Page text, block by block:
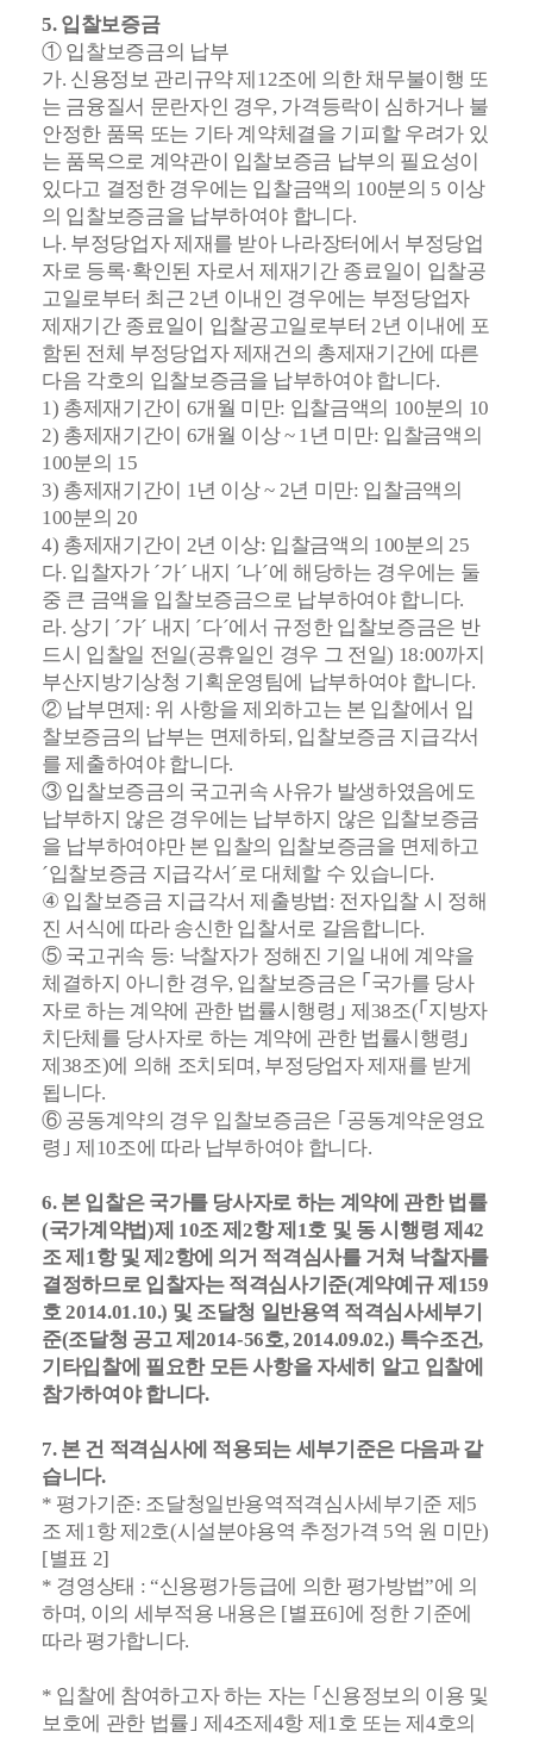
5. 입찰보증금
① 입찰보증금의 납부
가. 신용정보 관리규약 제12조에 의한 채무불이행 또
는 금융질서 문란자인 경우, 가격등락이 심하거나 불
안정한 품목 또는 기타 계약체결을 기피할 우려가 있
는 품목으로 계약관이 입찰보증금 납부의 필요성이
있다고 결정한 경우에는 입찰금액의 100분의 5 이상
의 입찰보증금을 납부하여야 합니다.
나. 부정당업자 제재를 받아 나라장터에서 부정당업
자로 등록·확인된 자로서 제재기간 종료일이 입찰공
고일로부터 최근 2년 이내인 경우에는 부정당업자
제재기간 종료일이 입찰공고일로부터 2년 이내에 포
함된 전체 부정당업자 제재건의 총제재기간에 따른
다음 각호의 입찰보증금을 납부하여야 합니다.
1) 총제재기간이 6개월 미만: 입찰금액의 100분의 10
2) 총제재기간이 6개월 이상 ~ 1년 미만: 입찰금액의
100분의 15
3) 총제재기간이 1년 이상 ~ 2년 미만: 입찰금액의
100분의 20
4) 총제재기간이 2년 이상: 입찰금액의 100분의 25
다. 입찰자가 ´가´ 내지 ´나´에 해당하는 경우에는 둘
중 큰 금액을 입찰보증금으로 납부하여야 합니다.
라. 상기 ´가´ 내지 ´다´에서 규정한 입찰보증금은 반
드시 입찰일 전일(공휴일인 경우 그 전일) 18:00까지
부산지방기상청 기획운영팀에 납부하여야 합니다.
② 납부면제: 위 사항을 제외하고는 본 입찰에서 입
찰보증금의 납부는 면제하되, 입찰보증금 지급각서
를 제출하여야 합니다.
③ 입찰보증금의 국고귀속 사유가 발생하였음에도
납부하지 않은 경우에는 납부하지 않은 입찰보증금
을 납부하여야만 본 입찰의 입찰보증금을 면제하고
´입찰보증금 지급각서´로 대체할 수 있습니다.
④ 입찰보증금 지급각서 제출방법: 전자입찰 시 정해
진 서식에 따라 송신한 입찰서로 갈음합니다.
⑤ 국고귀속 등: 낙찰자가 정해진 기일 내에 계약을
체결하지 아니한 경우, 입찰보증금은 ｢국가를 당사
자로 하는 계약에 관한 법률시행령｣ 제38조(｢지방자
치단체를 당사자로 하는 계약에 관한 법률시행령｣
제38조)에 의해 조치되며, 부정 당업자 제재를 받게
됩니다.
⑥ 공동계약의 경우 입찰보증금은 ｢공동계약운영요
령｣ 제10조에 따라 납부하여야 합니다.
6. 본 입찰은 국가를 당사자로 하는 계약에 관한 법률
(국가계약법)제 10조 제2항 제1호 및 동 시행령 제42
조 제1항 및 제2항에 의거 적격심사를 거쳐 낙찰자를
결정하므로 입찰자는 적격심사기준(계약예규 제159
호 2014.01.10.) 및 조달청 일반용역 적격심사세부기
준(조달청 공고 제2014-56호, 2014.09.02.) 특수조건,
기타입찰에 필요한 모든 사항을 자세히 알고 입찰에
참가하여야 합니다.
7. 본 건 적격심사에 적용되는 세부기준은 다음과 같
습니다.
* 평가기준: 조달청일반용역적격심사세부기준 제5
조 제1항 제2호(시설분야용역 추정가격 5억 원 미만)
[별표 2]
* 경영상태 : “신용평가등급에 의한 평가방법”에 의
하며, 이의 세부적용 내용은 [별표6]에 정한 기준에
따라 평가합니다.
* 입찰에 참여하고자 하는 자는 ｢신용정보의 이용 및
보호에 관한 법률｣ 제4조제4항 제1호 또는 제4호의